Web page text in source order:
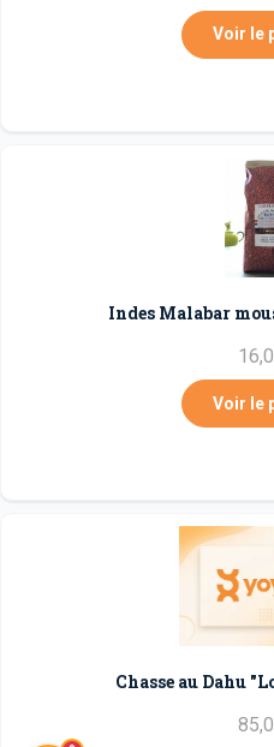
Voir le
Indes Malabar
Voir le
Chasse au Dahu